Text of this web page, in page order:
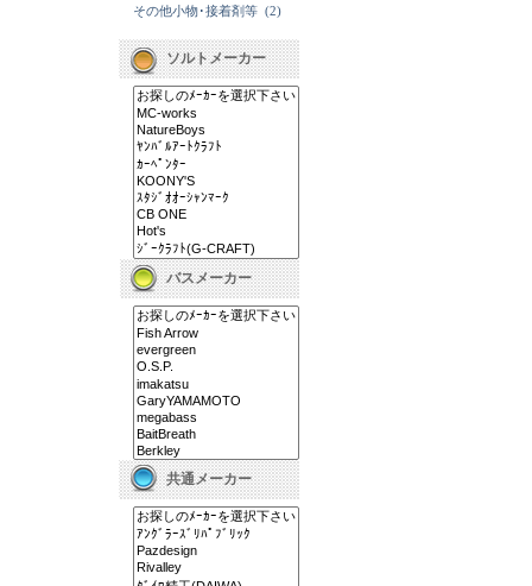
その他小物･接着剤等 (2)
ソルトメーカー
バスメーカー
共通メーカー